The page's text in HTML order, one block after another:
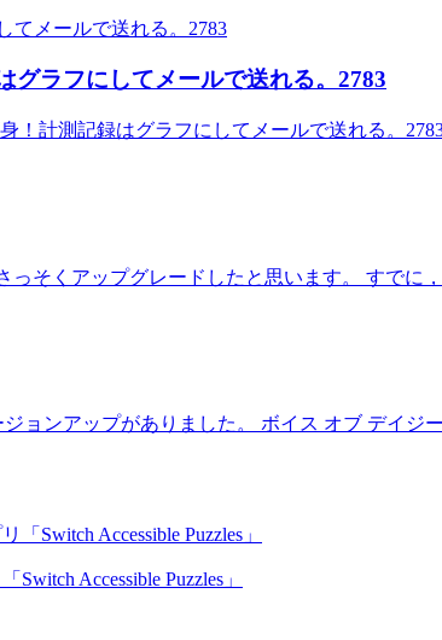
グラフにしてメールで送れる。2783
！計測記録はグラフにしてメールで送れる。
っそくアップグレードしたと思います。 すでに
ョンアップがありました。 ボイス オブ デイジ
Accessible Puzzles」